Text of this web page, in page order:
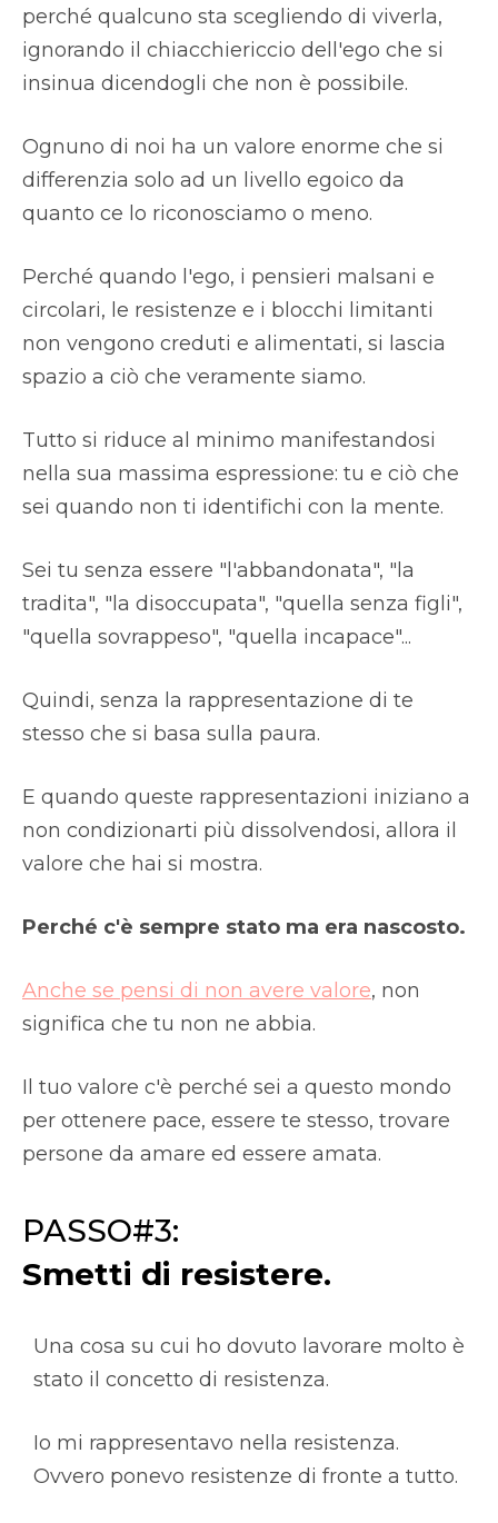
perché qualcuno sta scegliendo di viverla,
ignorando il chiacchiericcio dell'ego che si
insinua dicendogli che non è possibile.
Ognuno di noi ha un valore enorme che si
differenzia solo ad un livello egoico da
quanto ce lo riconosciamo o meno.
Perché quando l'ego, i pensieri malsani e
circolari, le resistenze e i blocchi limitanti
non vengono creduti e alimentati, si lascia
spazio a ciò che veramente siamo.
Tutto si riduce al minimo manifestandosi
nella sua massima espressione: tu e ciò che
sei quando non ti identifichi con la mente.
Sei tu senza essere "l'abbandonata", "la
tradita", "la disoccupata", "quella senza figli",
"quella sovrappeso", "quella incapace"...
Quindi, senza la rappresentazione di te
stesso che si basa sulla paura.
E quando queste rappresentazioni iniziano a
non condizionarti più dissolvendosi, allora il
valore che hai si mostra.
Perché c'è sempre stato ma era nascosto.
Anche se pensi di non avere valore, non
significa che tu non ne abbia.
Il tuo valore c'è perché sei a questo mondo
per ottenere pace, essere te stesso, trovare
persone da amare ed essere amata.
PASSO#3:
Smetti di resistere.
Una cosa su cui ho dovuto lavorare molto è
stato il concetto di resistenza.
Io mi rappresentavo nella resistenza.
Ovvero ponevo resistenze di fronte a tutto.